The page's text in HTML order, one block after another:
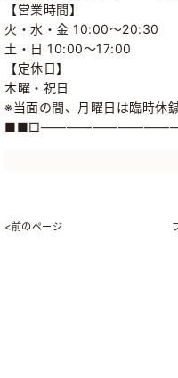
【営業時間】
火・水・金 10:00～20:30
土・日 10:00～17:00
【定休日】
木曜・祝日
※当面の間、月曜日は臨時休
<前のページ